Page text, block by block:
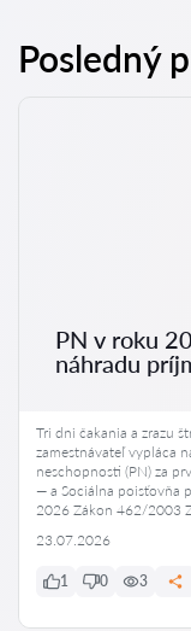
Posledný
PN v roku
náhradu
Tri dni čakania a zrazu
zamestnávateľ vypláca
neschopnosti (PN) za
— a Sociálna poisťovňa
2026 Zákon 462/2003
23.07.2026
1 0 3